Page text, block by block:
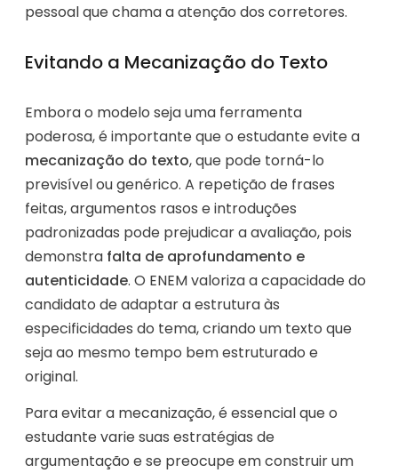
pessoal que chama a atenção dos corretores.
Evitando a Mecanização do Texto
Embora o modelo seja uma ferramenta
poderosa, é importante que o estudante evite a
mecanização do texto, que pode torná-lo
previsível ou genérico. A repetição de frases
feitas, argumentos rasos e introduções
padronizadas pode prejudicar a avaliação, pois
demonstra falta de aprofundamento e
autenticidade. O ENEM valoriza a capacidade do
candidato de adaptar a estrutura às
especificidades do tema, criando um texto que
seja ao mesmo tempo bem estruturado e
original.
Para evitar a mecanização, é essencial que o
estudante varie suas estratégias de
argumentação e se preocupe em construir um